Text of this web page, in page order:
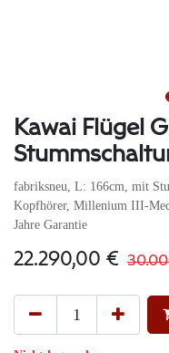
Kawai Flügel
fabriksneu, L: 166cm, mit
Kopfhörer, Millenium III-
Jahre Garantie
22.290,00 €